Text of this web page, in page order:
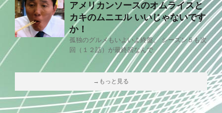
アメリカンソースのオムライスと
カキのムニエル いいじゃないです
か！
孤独のグルメもいよいよ終盤。 シーズン５も次
回（１２話）が最終回なんで
→もっと見る